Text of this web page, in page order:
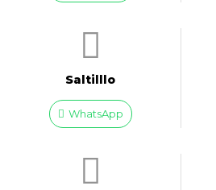
Saltilllo
WhatsApp